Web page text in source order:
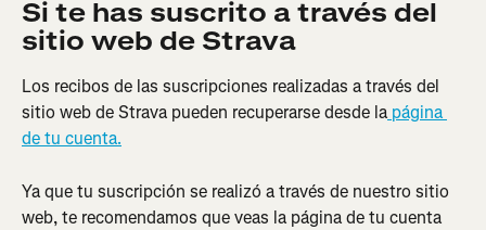
Si te has suscrito a través del
sitio web de Strava
Los recibos de las suscripciones realizadas a través del
sitio web de Strava pueden recuperarse desde la página
de tu cuenta.
Ya que tu suscripción se realizó a través de nuestro sitio
web, te recomendamos que veas la página de tu cuenta